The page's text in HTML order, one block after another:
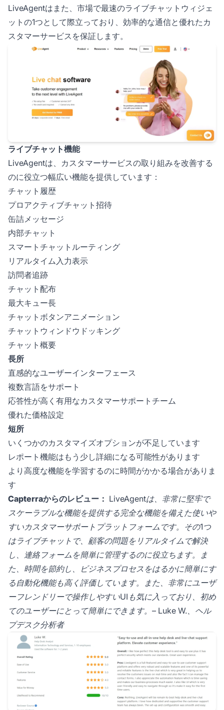
LiveAgentはまた、市場で最速のライブチャットウィジェ
ットの1つとして際立っており、効率的な通信と優れたカ
スタマーサービスを保証します。
ライブチャット機能
LiveAgentは、カスタマーサービスの取り組みを改善する
のに役立つ幅広い機能を提供しています：
チャット履歴
プロアクティブチャット招待
缶詰メッセージ
内部チャット
スマートチャットルーティング
リアルタイム入力表示
訪問者追跡
チャット配布
最大キュー長
チャットボタンアニメーション
チャットウィンドウドッキング
チャット概要
長所
直感的なユーザーインターフェース
複数言語をサポート
応答性が高く有用なカスタマーサポートチーム
優れた価格設定
短所
いくつかのカスタマイズオプションが不足しています
レポート機能はもう少し詳細になる可能性があります
より高度な機能を学習するのに時間がかかる場合がありま
す
Capterraからのレビュー： LiveAgentは、非常に堅牢で
スケーラブルな機能を提供する完全な機能を備えた使いや
すいカスタマーサポートプラットフォームです。その1つ
はライブチャットで、顧客の問題をリアルタイムで解決
し、連絡フォームを簡単に管理するのに役立ちます。ま
た、時間を節約し、ビジネスプロセスをはるかに簡単にす
る自動化機能も高く評価しています。また、非常にユーザ
ーフレンドリーで操作しやすいUIも気に入っており、初め
てのユーザーにとって簡単にできます。– Luke W.、ヘル
プデスク分析者